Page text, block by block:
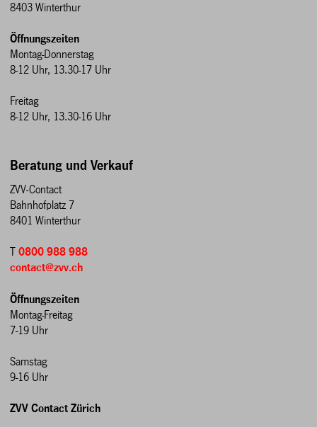
8403 Winterthur
Öffnungszeiten
Montag-Donnerstag
8-12 Uhr, 13.30-17 Uhr
Freitag
8-12 Uhr, 13.30-16 Uhr
Beratung und Verkauf
ZVV-Contact
Bahnhofplatz 7
8401 Winterthur
T0800 988 988
contact@zvv.ch
Öffnungszeiten
Montag-Freitag
7-19 Uhr
Samstag
9-16 Uhr
ZVV Contact Zürich